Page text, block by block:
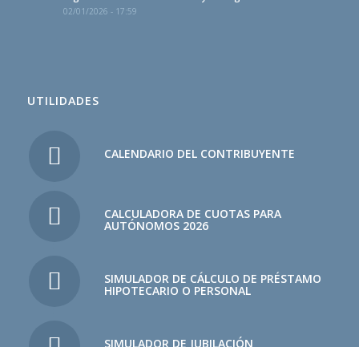
02/01/2026 - 17:59
UTILIDADES
CALENDARIO DEL CONTRIBUYENTE
CALCULADORA DE CUOTAS PARA
AUTÓNOMOS 2026
SIMULADOR DE CÁLCULO DE PRÉSTAMO
HIPOTECARIO O PERSONAL
SIMULADOR DE JUBILACIÓN